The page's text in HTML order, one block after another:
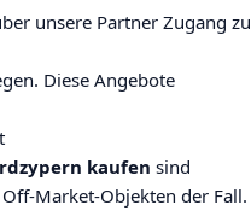
unsere Partner Zugang zu
Diese Angebote
kaufen sind
Market-Objekten der Fall.